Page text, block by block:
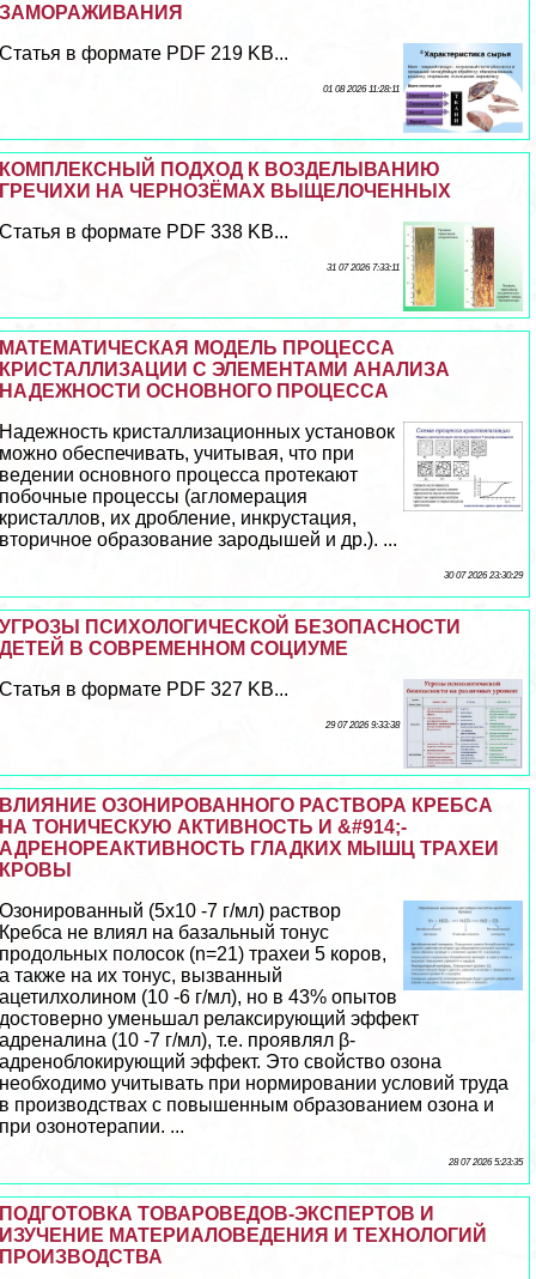
ЗАМОРАЖИВАНИЯ
Статья в формате PDF 219 KB...
01 08 2026 11:28:11
КОМПЛЕКСНЫЙ ПОДХОД К ВОЗДЕЛЫВАНИЮ
ГРЕЧИХИ НА ЧЕРНОЗЁМАХ ВЫЩЕЛОЧЕННЫХ
Статья в формате PDF 338 KB...
31 07 2026 7:33:11
МАТЕМАТИЧЕСКАЯ МОДЕЛЬ ПРОЦЕССА
КРИСТАЛЛИЗАЦИИ С ЭЛЕМЕНТАМИ АНАЛИЗА
НАДЕЖНОСТИ ОСНОВНОГО ПРОЦЕССА
Надежность кристаллизационных установок
можно обеспечивать, учитывая, что при
ведении основного процесса протекают
побочные процессы (агломерация
кристаллов, их дробление, инкрустация,
вторичное образование зародышей и др.). ...
30 07 2026 23:30:29
УГРОЗЫ ПСИХОЛОГИЧЕСКОЙ БЕЗОПАСНОСТИ
ДЕТЕЙ В СОВРЕМЕННОМ СОЦИУМЕ
Статья в формате PDF 327 KB...
29 07 2026 9:33:38
ВЛИЯНИЕ ОЗОНИРОВАННОГО РАСТВОРА КРЕБСА
НА ТОНИЧЕСКУЮ АКТИВНОСТЬ И &#914;-
АДРЕНОРЕАКТИВНОСТЬ ГЛАДКИХ МЫШЦ ТРАХЕИ
КРОВЫ
Озонированный (5х10 -7 г/мл) раствор
Кребса не влиял на базальный тонус
продольных полосок (n=21) трахеи 5 коров,
а также на их тонус, вызванный
ацетилхолином (10 -6 г/мл), но в 43% опытов
достоверно уменьшал релаксирующий эффект
адреналина (10 -7 г/мл), т.е. проявлял β-
адреноблокирующий эффект. Это свойство озона
необходимо учитывать при нормировании условий труда
в производствах с повышенным образованием озона и
при озонотерапии. ...
28 07 2026 5:23:35
ПОДГОТОВКА ТОВАРОВЕДОВ-ЭКСПЕРТОВ И
ИЗУЧЕНИЕ МАТЕРИАЛОВЕДЕНИЯ И ТЕХНОЛОГИЙ
ПРОИЗВОДСТВА